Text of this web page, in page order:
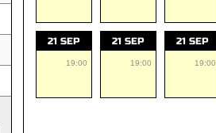
21 SEP
19:00
21 SEP
19:00
21 SEP
19:00